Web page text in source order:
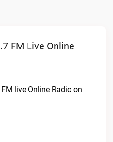
FM Live Online
live Online Radio on